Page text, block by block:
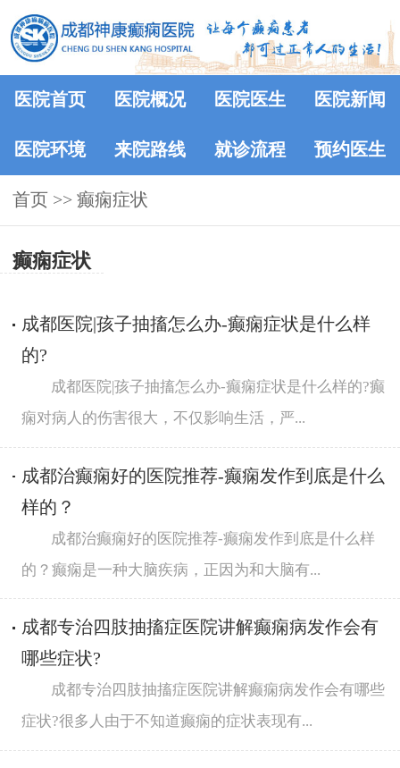
医院首页 医院概况 医院医生 医院新闻
医院环境 来院路线 就诊流程 预约医生
首页 >> 癫痫症状
癫痫症状
成都医院|孩子抽搐怎么办-癫痫症状是什么样
的?
成都医院|孩子抽搐怎么办-癫痫症状是什么样的?癫
痫对病人的伤害很大，不仅影响生活，严...
成都治癫痫好的医院推荐-癫痫发作到底是什么
样的？
成都治癫痫好的医院推荐-癫痫发作到底是什么样
的？癫痫是一种大脑疾病，正因为和大脑有...
成都专治四肢抽搐症医院讲解癫痫病发作会有
哪些症状?
成都专治四肢抽搐症医院讲解癫痫病发作会有哪些
症状?很多人由于不知道癫痫的症状表现有...